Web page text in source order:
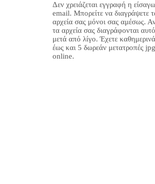
Δεν χρειάζεται εγγραφή η
email. Μπορείτε να διαγράψετε
αρχεία σας μόνοι σας αμέσως.
τα αρχεία σας διαγράφονται
μετά από λίγο. Έχετε
έως και 5 δωρεάν μετατροπές
online.